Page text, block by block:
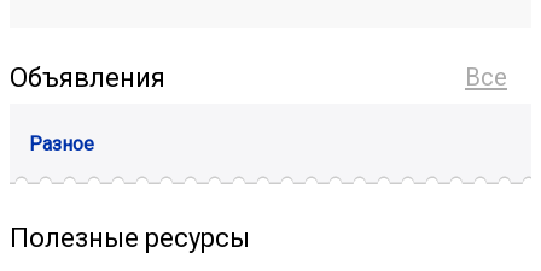
Все
Объявления
Разное
Полезные ресурсы